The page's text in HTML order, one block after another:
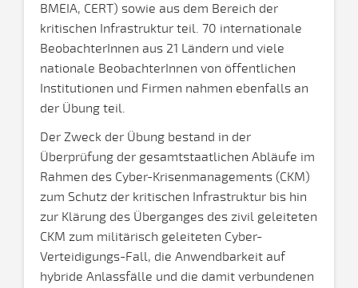
BMEIA, CERT) sowie aus dem Bereich der
kritischen Infrastruktur teil. 70 internationale
BeobachterInnen aus 21 Ländern und viele
nationale BeobachterInnen von öffentlichen
Institutionen und Firmen nahmen ebenfalls an
der Übung teil.
Der Zweck der Übung bestand in der
Überprüfung der gesamtstaatlichen Abläufe im
Rahmen des Cyber-Krisenmanagements (CKM)
zum Schutz der kritischen Infrastruktur bis hin
zur Klärung des Überganges des zivil geleiteten
CKM zum militärisch geleiteten Cyber-
Verteidigungs-Fall, die Anwendbarkeit auf
hybride Anlassfälle und die damit verbundenen